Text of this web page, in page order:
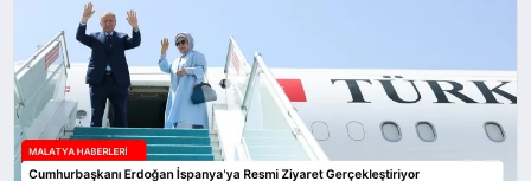
SIYASET
SPOR
TEKNOLOJI